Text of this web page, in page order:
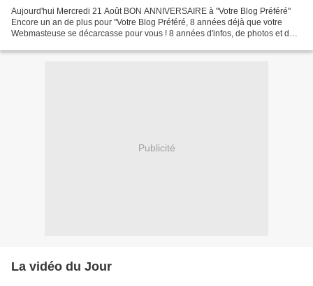
Aujourd'hui Mercredi 21 Août BON ANNIVERSAIRE à "Votre Blog Préféré"
Encore un an de plus pour "Votre Blog Préféré, 8 années déjà que votre
Webmasteuse se décarcasse pour vous ! 8 années d'infos, de photos et de
Publicité
La vidéo du Jour